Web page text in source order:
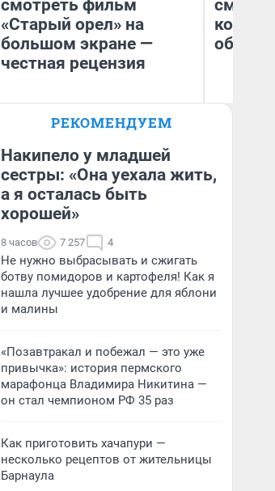
смотреть фильм
«Старый орел» на
большом экране —
честная рецензия
Надежда Губарь
РЕКОМЕНДУЕМ
Накипело у младшей
сестры: «Она уехала жить,
а я осталась быть
хорошей»
8 часов 7 257 4
Не нужно выбрасывать и сжигать
ботву помидоров и картофеля! Как я
нашла лучшее удобрение для яблони
и малины
«Позавтракал и побежал — это уже
привычка»: история пермского
марафонца Владимира Никитина —
он стал чемпионом РФ 35 раз
Как приготовить хачапури —
несколько рецептов от жительницы
Барнаула